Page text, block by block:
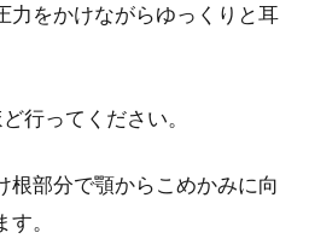
力をかけながらゆっくりと耳
行ってください。
部分で顎からこめかみに向
。